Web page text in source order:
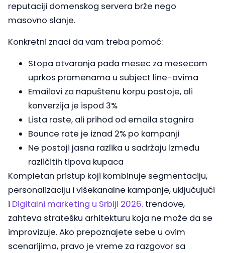
reputaciji domenskog servera brže nego
masovno slanje.
Konkretni znaci da vam treba pomoć:
Stopa otvaranja pada mesec za mesecom
uprkos promenama u subject line-ovima
Emailovi za napuštenu korpu postoje, ali
konverzija je ispod 3%
Lista raste, ali prihod od emaila stagnira
Bounce rate je iznad 2% po kampanji
Ne postoji jasna razlika u sadržaju između
različitih tipova kupaca
Kompletan pristup koji kombinuje segmentaciju,
personalizaciju i višekanalne kampanje, uključujući
i Digitalni marketing u Srbiji 2026. trendove,
zahteva stratešku arhitekturu koja ne može da se
improvizuje. Ako prepoznajete sebe u ovim
scenarijima, pravo je vreme za razgovor sa